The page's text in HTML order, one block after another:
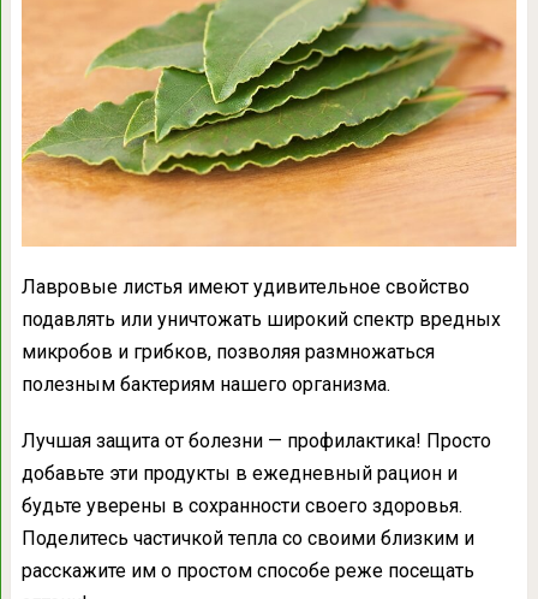
Лавровые листья имеют удивительное свойство
подавлять или уничтожать широкий спектр вредных
микробов и грибков, позволяя размножаться
полезным бактериям нашего организма.
Лучшая защита от болезни — профилактика! Просто
добавьте эти продукты в ежедневный рацион и
будьте уверены в сохранности своего здоровья.
Поделитесь частичкой тепла со своими близким и
расскажите им о простом способе реже посещать